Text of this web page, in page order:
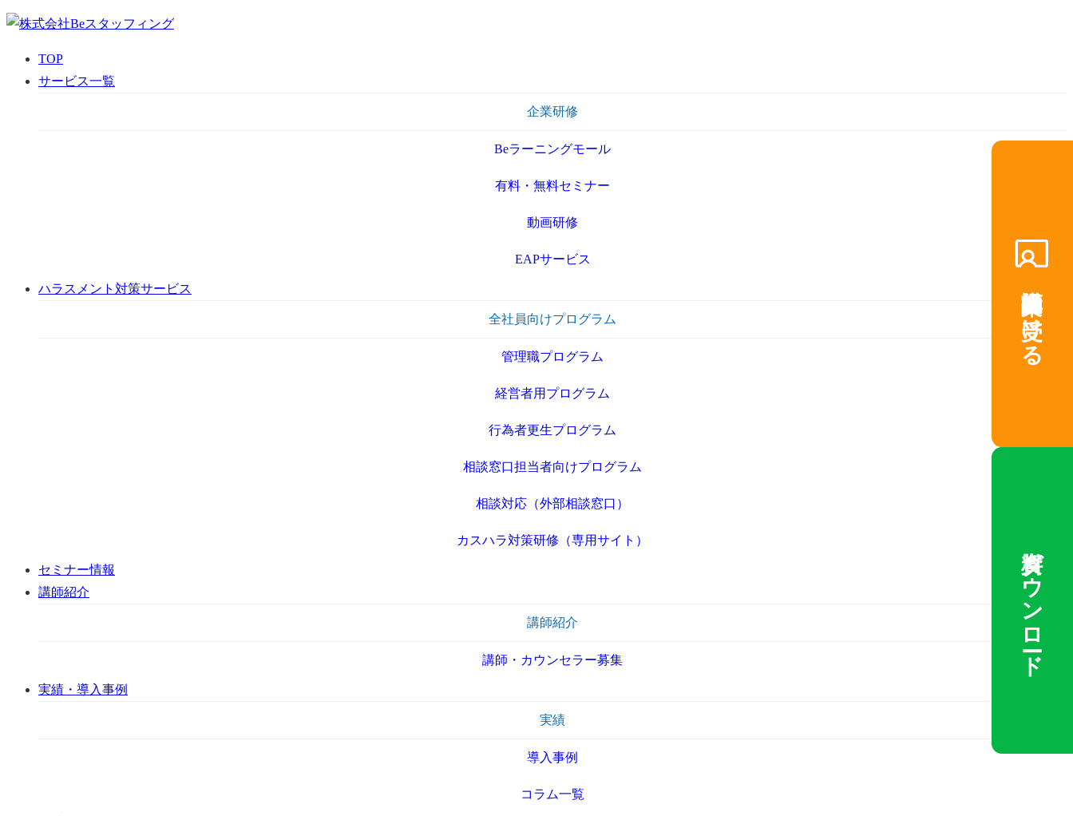
TOP
サービス一覧
企業研修
Beラーニングモール
有料・無料セミナー
動画研修
EAPサービス
ハラスメント対策サービス
全社員向けプログラム
管理職プログラム
経営者用プログラム
行為者更生プログラム
相談窓口担当者向けプログラム
相談対応（外部相談窓口）
カスハラ対策研修（専用サイト）
セミナー情報
講師紹介
講師紹介
講師・カウンセラー募集
実績・導入事例
実績
導入事例
コラム一覧
講師提案を受ける
資料ダウンロード